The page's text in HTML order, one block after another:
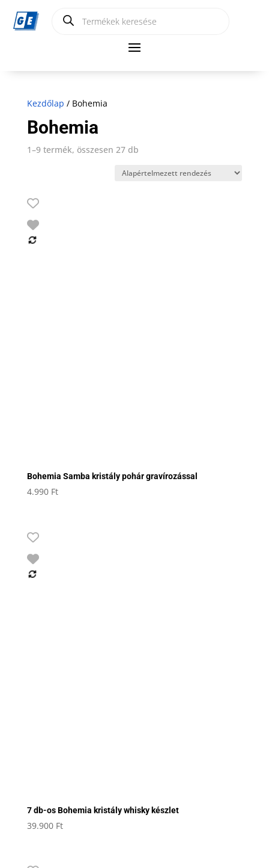
search
Kezdőlap / Bohemia
Bohemia
1–9 termék, összesen 27 db
Bohemia Samba kristály pohár gravírozással
4.990 Ft
7 db-os Bohemia kristály whisky készlet
39.900 Ft